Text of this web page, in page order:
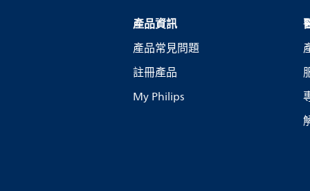
產品資訊
產品常見問題
註冊產品
My Philips